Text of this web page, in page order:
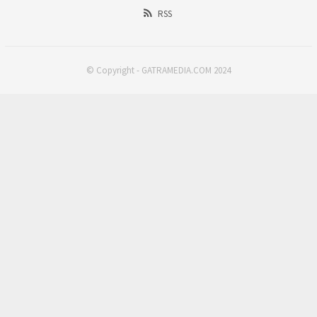
RSS
© Copyright - GATRAMEDIA.COM 2024